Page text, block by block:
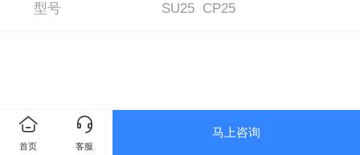
型号 SU25 CP25
首页 客服
马上咨询